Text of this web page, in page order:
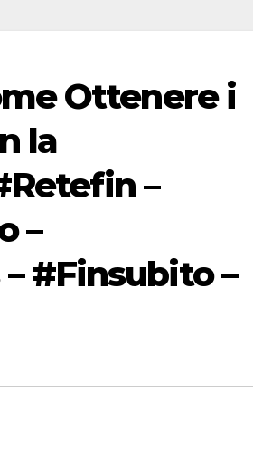
Ottenere i
la
–
–
#Finsubito –